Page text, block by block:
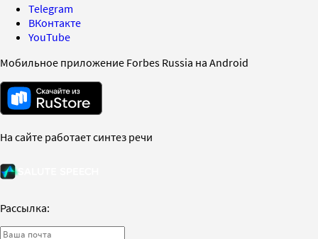
Telegram
ВКонтакте
YouTube
Мобильное приложение Forbes Russia на Android
На сайте работает синтез речи
Рассылка: